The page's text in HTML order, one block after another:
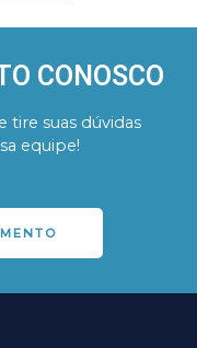
CONOSCO
tire suas dúvidas
equipe!